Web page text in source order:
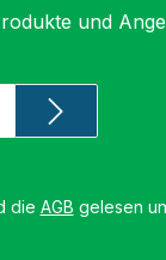
und
die AGB gelesen